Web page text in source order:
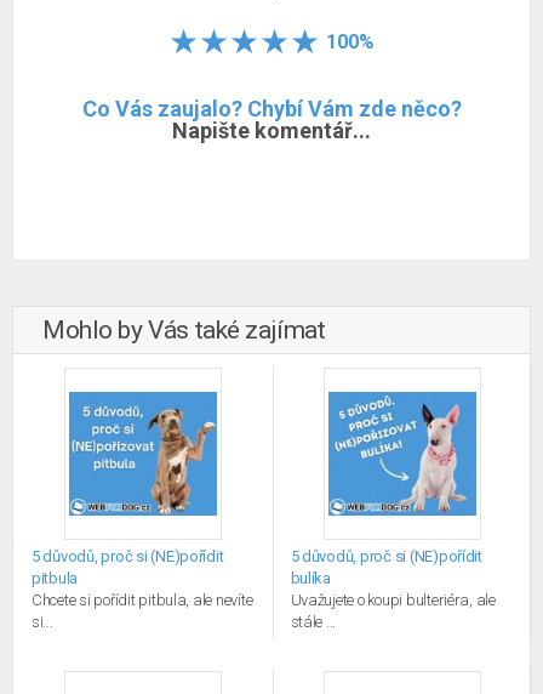
100%
Co Vás zaujalo? Chybí Vám zde něco?
Napište komentář...
Mohlo by Vás také zajímat
5 důvodů, proč si (NE)pořídit
pitbula
Chcete si pořídit pitbula, ale nevíte
si...
5 důvodů, proč si (NE)pořídit
bulíka
Uvažujete o koupi bulteriéra, ale
stále ...